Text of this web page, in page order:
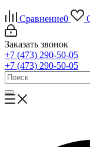
Сравнение0
Заказать звонок
+7 (473) 290-50-05
+7 (473) 290-50-05